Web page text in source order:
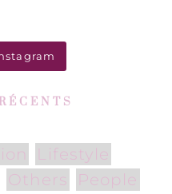
Lifestyle
Others
People